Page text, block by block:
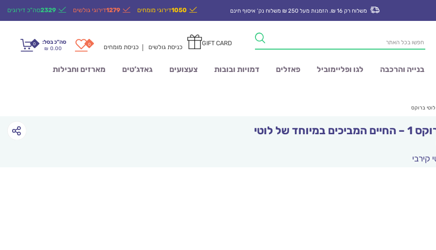
משלוח רק 16 ₪. הזמנות מעל 250 ₪ משלוח נק’ איסוף חינם 1050דירוגי מומחים 1279דירוגי גולשים 2329סה"כ דירוגים
Products
search
GIFT CARD כניסת גולשים כניסת מומחים 0
0 סה"כ בסל:
₪ 0.00
בנייה והרכבה לגו ופליימוביל פאזלים דמויות ובובות צעצועים גאדג’טים מארזים וחבילות
לוטי ברוקס 1 – החיים המביכים במיוחד של לוטי
קירבי